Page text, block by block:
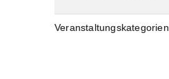
Veranstaltungskategorien